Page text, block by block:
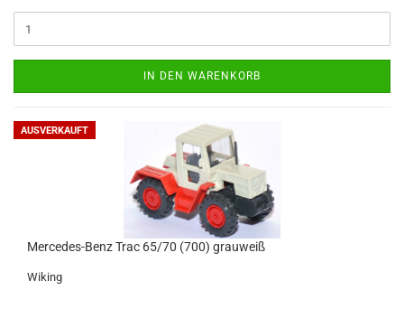
IN DEN WARENKORB
AUSVERKAUFT
Mercedes-​​​Benz Trac 65/70 (700) grau­weiß
Wi­king